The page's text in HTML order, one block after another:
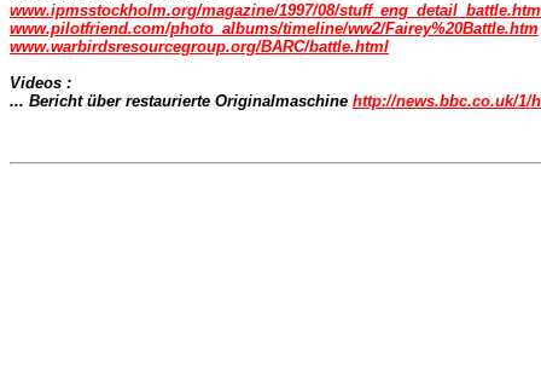
www.ipmsstockholm.org/magazine/1997/08/stuff_eng_detail_battle.htm
www.pilotfriend.com/photo_albums/timeline/ww2/Fairey%20Battle.htm
www.warbirdsresourcegroup.org/BARC/battle.html
Videos :
... Bericht über restaurierte Originalmaschine http://news.bbc.co.uk/1/